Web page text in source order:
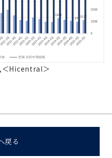
Hicentral＞
戻る